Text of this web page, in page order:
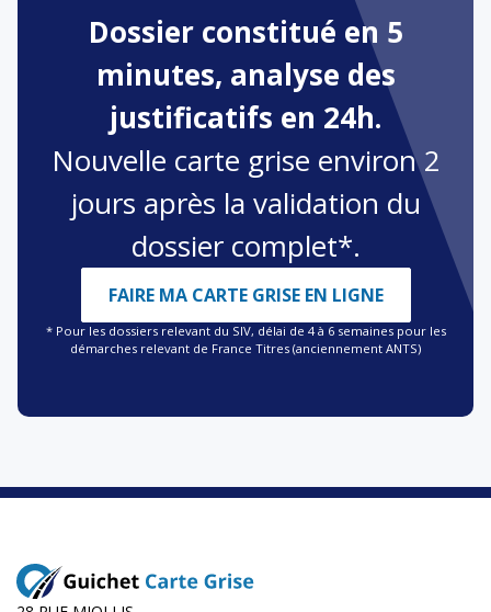
Dossier constitué en 5
minutes, analyse des
justificatifs en 24h.
Nouvelle carte grise environ 2
jours après la validation du
dossier complet*.
FAIRE MA CARTE GRISE EN LIGNE
* Pour les dossiers relevant du SIV, délai de 4 à 6 semaines pour les
démarches relevant de France Titres (anciennement ANTS)